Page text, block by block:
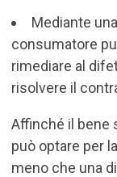
Mediante
consumatore
rimediare al
risolvere il
Affinché il bene
può optare per
meno che una